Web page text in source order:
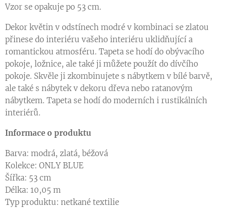
Vzor se opakuje po 53 cm.
Dekor květin v odstínech modré v kombinaci se zlatou
přinese do interiéru vašeho interiéru uklidňující a
romantickou atmosféru. Tapeta se hodí do obývacího
pokoje, ložnice, ale také ji můžete použít do dívčího
pokoje. Skvěle ji zkombinujete s nábytkem v bílé barvě,
ale také s nábytek v dekoru dřeva nebo ratanovým
nábytkem. Tapeta se hodí do moderních i rustikálních
interiérů.
Informace o produktu
Barva: modrá, zlatá, béžová
Kolekce: ONLY BLUE
Šířka: 53 cm
Délka: 10,05 m
Typ produktu: netkané textilie